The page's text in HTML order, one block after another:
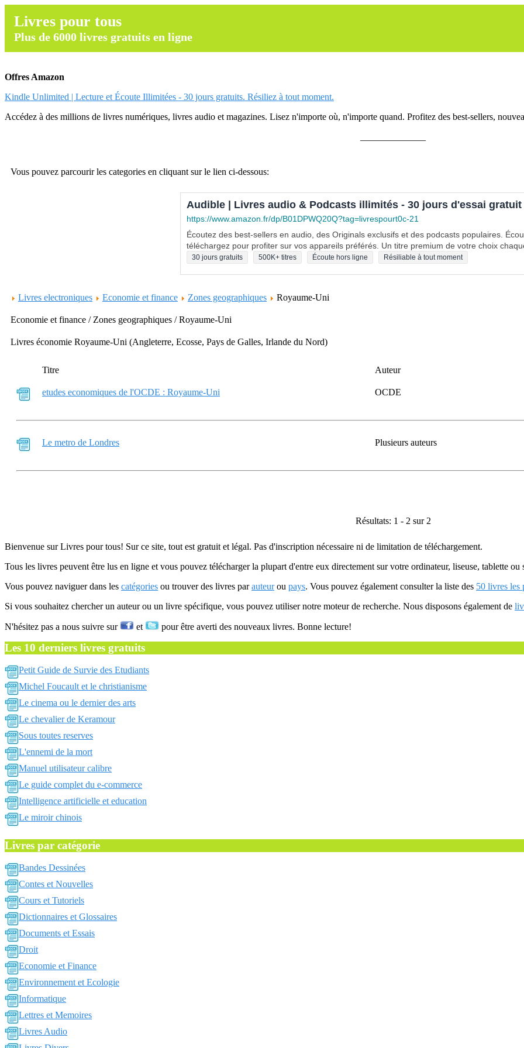
Livres pour tous
Plus de 6000 livres gratuits en ligne
Offres Amazon
Kindle Unlimited | Lecture et Écoute Illimitées - 30 jours gratuits. Résiliez à tout moment.
Accédez à des millions de livres numériques, livres audio et magazines. Lisez n'importe où, n'importe quand. Profitez des best-sellers,
Vous pouvez parcourir les categories en cliquant sur le lien ci-dessous:
Audible | Livres audio & Podcasts illimités - 30 jours d'essai gratuit
https://www.amazon.fr/dp/B01DPWQ20Q?tag=livrespourt0c-21
Écoutez des best-sellers en audio, des Originals exclusifs et des podcasts populaires.
téléchargez pour profiter sur vos appareils préférés. Un titre premium de votre choix
30 jours gratuits 500K+ titres Écoute hors ligne Résiliable à tout moment
Livres electroniques Economie et finance Zones geographiques Royaume-Uni
Economie et finance / Zones geographiques / Royaume-Uni
Livres économie Royaume-Uni (Angleterre, Ecosse, Pays de Galles, Irlande du Nord)
Titre Auteur
etudes economiques de l'OCDE : Royaume-Uni OCDE
Le metro de Londres Plusieurs auteurs
Résultats: 1 - 2 sur 2
Bienvenue sur Livres pour tous! Sur ce site, tout est gratuit et légal. Pas d'inscription nécessaire ni de limitation de téléchargement.
Tous les livres peuvent être lus en ligne et vous pouvez télécharger la plupart d'entre eux directement sur votre ordinateur, liseuse, tablette ou
Vous pouvez naviguer dans les catégories ou trouver des livres parauteurou pays. Vous pouvez également consulter la liste des 50 livres les
Si vous souhaitez chercher un auteur ou un livre spécifique, vous pouvez utiliser notre moteur de recherche. Nous disposons également de
N'hésitez pas a nous suivre sur et pour être averti des nouveaux livres. Bonne lecture!
Les 10 derniers livres gratuits
Petit Guide de Survie des Etudiants
Michel Foucault et le christianisme
Le cinema ou le dernier des arts
Le chevalier de Keramour
Sous toutes reserves
L'ennemi de la mort
Manuel utilisateur calibre
Le guide complet du e-commerce
Intelligence artificielle et education
Le miroir chinois
Livres par catégorie
Bandes Dessinées
Contes et Nouvelles
Cours et Tutoriels
Dictionnaires et Glossaires
Documents et Essais
Droit
Economie et Finance
Environnement et Ecologie
Informatique
Lettres et Memoires
Livres Audio